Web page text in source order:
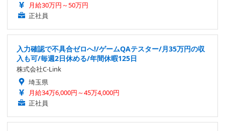
月給30万円～50万円
正社員
入力確認で不具合ゼロへ!/ゲームQAテスター/月35万円の収
入も可/毎週2日休める/年間休暇125日
株式会社C-Link
埼玉県
月給34万6,000円～45万4,000円
正社員